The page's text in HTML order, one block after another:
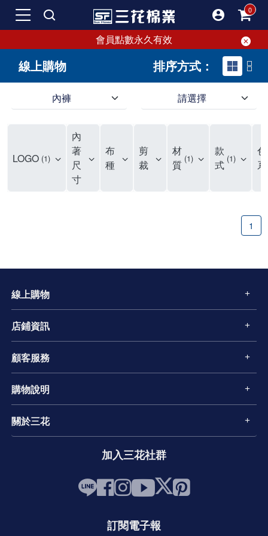
會員點數永久有效
線上購物 排序方式：
內褲 請選擇
LOGO 1
內
著
尺
寸
布
種
剪
裁
材
質 1
款
式 1
色
系
1
線上購物
店鋪資訊
顧客服務
購物說明
關於三花
加入三花社群
訂閱電子報